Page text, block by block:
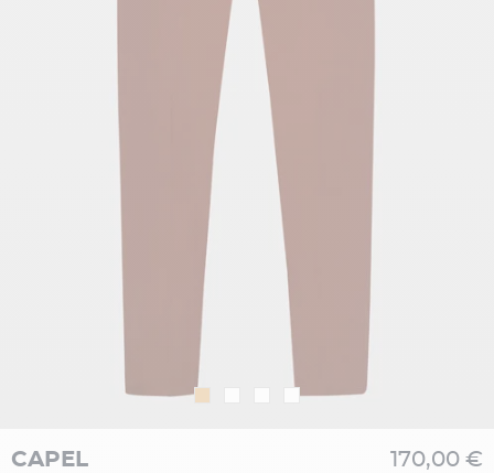
CAPEL 170,00 €